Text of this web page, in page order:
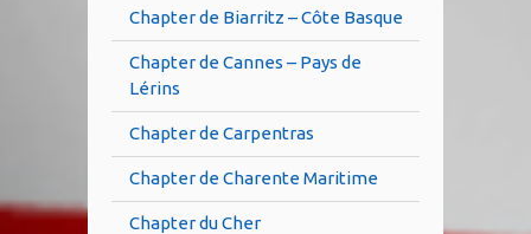
Chapter de Biarritz – Côte Basque
Chapter de Cannes – Pays de
Lérins
Chapter de Carpentras
Chapter de Charente Maritime
Chapter du Cher